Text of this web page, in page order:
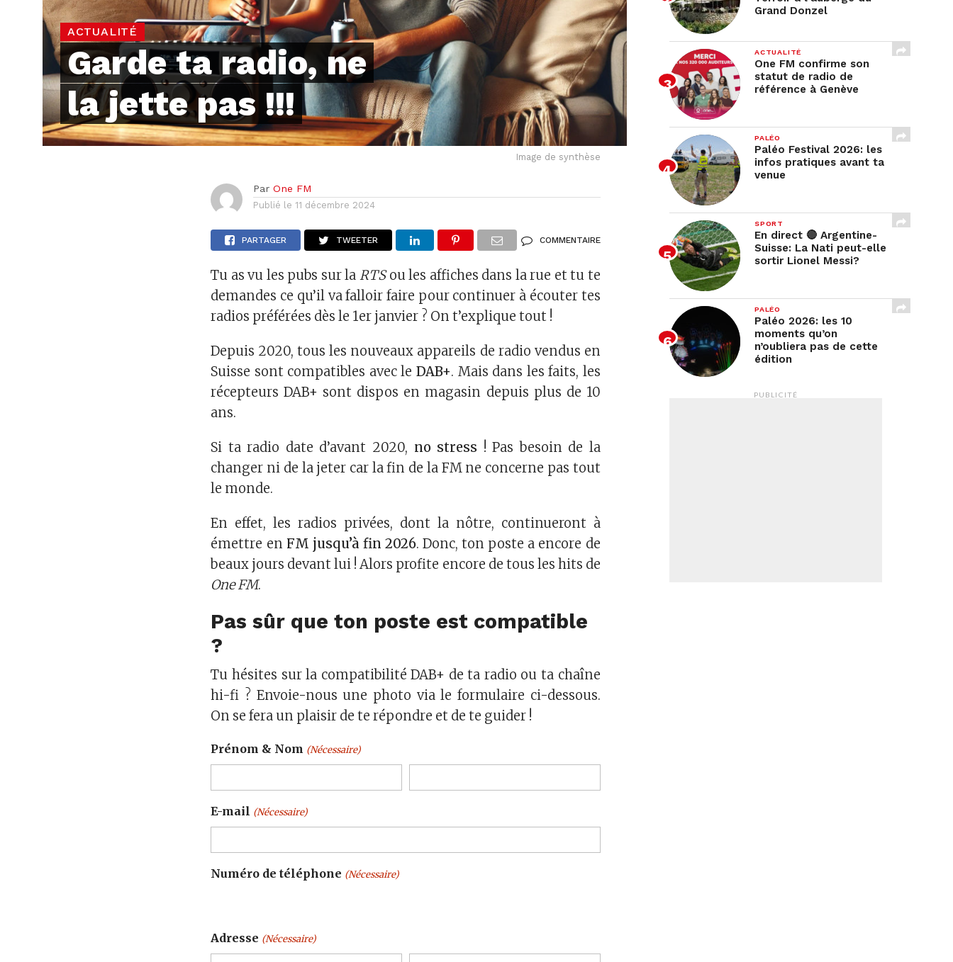
ACTUALITÉ
Garde ta radio, ne
la jette pas !!!
Image de synthèse
Par One FM
Publié le 11 décembre 2024
PARTAGER TWEETER COMMENTAIRE
Tu as vu les pubs sur la RTSou les affiches dans la rue et tu te
demandes ce qu’il va falloir faire pour continuer à écouter tes
radios préférées dès le 1er janvier ? On t’explique tout !
Depuis 2020, tous les nouveaux appareils de radio vendus en
Suisse sont compatibles avec le DAB+. Mais dans les faits, les
récepteurs DAB+ sont dispos en magasin depuis plus de 10
ans.
Si ta radio date d’avant 2020, no stress ! Pas besoin de la
changer ni de la jeter car la fin de la FM ne concerne pas tout
le monde.
En effet, les radios privées, dont la nôtre, continueront à
émettre en FM jusqu’à fin 2026. Donc, ton poste a encore de
beaux jours devant lui ! Alors profite encore de tous les hits de
One FM.
Pas sûr que ton poste est compatible
?
Tu hésites sur la compatibilité DAB+ de ta radio ou ta chaîne
hi-fi ? Envoie-nous une photo via le formulaire ci-dessous.
On se fera un plaisir de te répondre et de te guider !
Prénom & Nom (Nécessaire)
E-mail (Nécessaire)
Numéro de téléphone (Nécessaire)
Adresse (Nécessaire)
Grand Donzel
ACTUALITÉ
One FM confirme son
statut de radio de
référence à Genève
PALÉO
Paléo Festival 2026: les
infos pratiques avant ta
venue
SPORT
En direct 🔴 Argentine-
Suisse: La Nati peut-elle
sortir Lionel Messi?
PALÉO
Paléo 2026: les 10
moments qu’on
n’oubliera pas de cette
édition
PUBLICITÉ